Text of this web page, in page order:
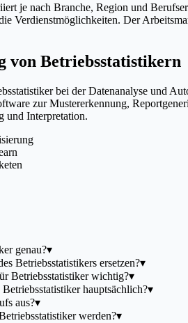
je nach Branche, Region und
Verdienstmöglichkeiten. Der
von Betriebsstatistikern
bei der Datenanalyse und
zur Mustererkennung,
und Interpretation.
genau?▾
Betriebsstatistikers ersetzen?▾
Betriebsstatistiker wichtig?▾
hauptsächlich?▾
aus?▾
werden?▾